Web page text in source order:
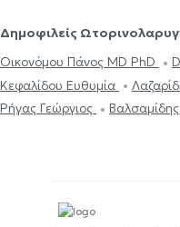
Δημοφιλείς
Οικονόμου Πάνος MD PhD
Κεφαλίδου Ευθυμία
Ρήγας Γεώργιος